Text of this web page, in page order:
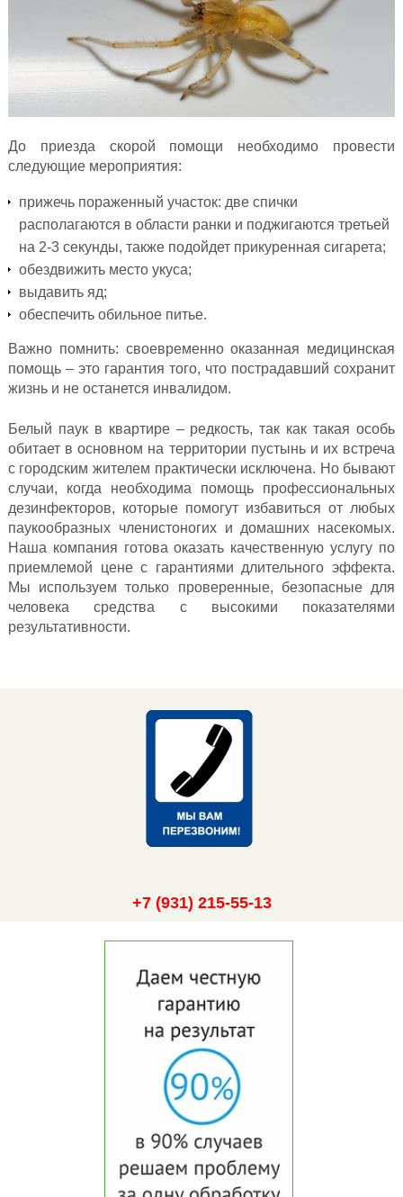
До приезда скорой помощи необходимо провести
следующие мероприятия:
прижечь пораженный участок: две спички
располагаются в области ранки и поджигаются третьей
на 2-3 секунды, также подойдет прикуренная сигарета;
обездвижить место укуса;
выдавить яд;
обеспечить обильное питье.
Важно помнить: своевременно оказанная медицинская
помощь – это гарантия того, что пострадавший сохранит
жизнь и не останется инвалидом.
Белый паук в квартире – редкость, так как такая особь
обитает в основном на территории пустынь и их встреча
с городским жителем практически исключена. Но бывают
случаи, когда необходима помощь профессиональных
дезинфекторов, которые помогут избавиться от любых
паукообразных членистоногих и домашних насекомых.
Наша компания готова оказать качественную услугу по
приемлемой цене с гарантиями длительного эффекта.
Мы используем только проверенные, безопасные для
человека средства с высокими показателями
результативности.
+7 (931) 215-55-13